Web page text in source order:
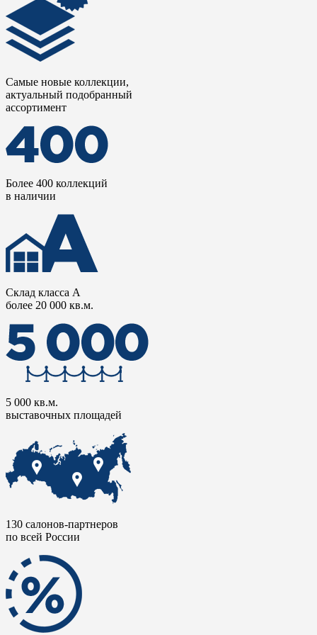
Самые новые коллекции,
актуальный подобранный
ассортимент
Более 400 коллекций
в наличии
Склад класса А
более 20 000 кв.м.
5 000 кв.м.
выставочных площадей
130 салонов-партнеров
по всей России